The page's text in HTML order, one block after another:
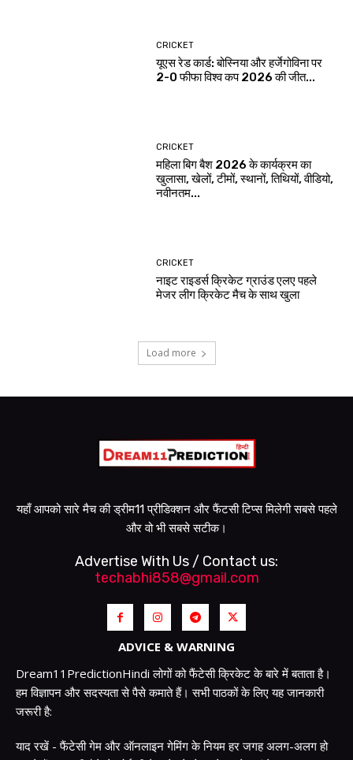
CRICKET
यूएस रेड कार्ड: बोस्निया और हर्जेगोविना पर
2-0 फीफा विश्व कप 2026 की जीत...
CRICKET
महिला बिग बैश 2026 के कार्यक्रम का
खुलासा, खेलों, टीमों, स्थानों, तिथियों, वीडियो,
नवीनतम...
CRICKET
नाइट राइडर्स क्रिकेट ग्राउंड एलए पहले
मेजर लीग क्रिकेट मैच के साथ खुला
Load more
यहाँ आपको सारे मैच की ड्रीम11 प्रीडिक्शन और फैंटसी टिप्स मिलेगी सबसे पहले
और वो भी सबसे सटीक।
Advertise With Us / Contact us:
techabhi858@gmail.com
ADVICE & WARNING
Dream11PredictionHindi लोगों को फैंटेसी क्रिकेट के बारे में बताता है।
हम विज्ञापन और सदस्यता से पैसे कमाते हैं। सभी पाठकों के लिए यह जानकारी
जरूरी है:
याद रखें - फैंटेसी गेम और ऑनलाइन गेमिंग के नियम हर जगह अलग-अलग हो